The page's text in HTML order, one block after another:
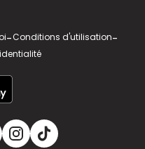
-Conditions d'utilisation-